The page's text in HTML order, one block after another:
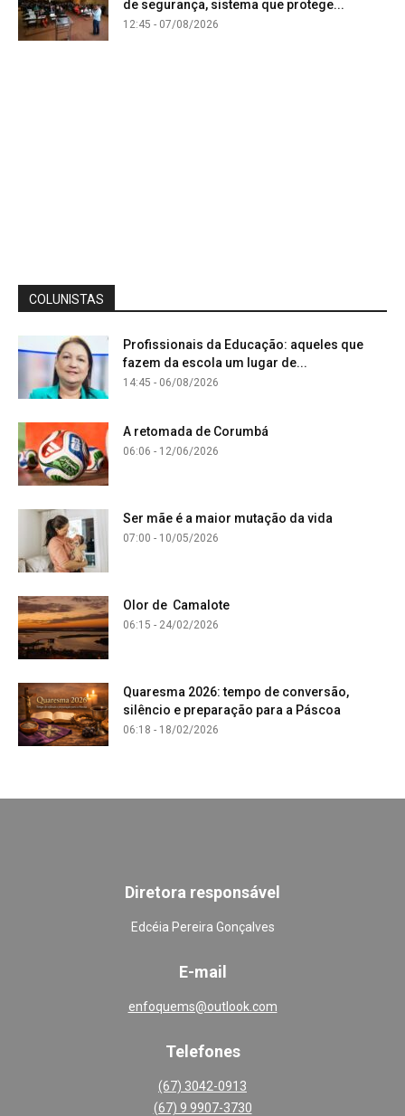
de segurança, sistema que protege...
12:45 - 07/08/2026
COLUNISTAS
Profissionais da Educação: aqueles que
fazem da escola um lugar de...
14:45 - 06/08/2026
A retomada de Corumbá
06:06 - 12/06/2026
Ser mãe é a maior mutação da vida
07:00 - 10/05/2026
Olor de Camalote
06:15 - 24/02/2026
Quaresma 2026: tempo de conversão,
silêncio e preparação para a Páscoa
06:18 - 18/02/2026
Diretora responsável
Edcéia Pereira Gonçalves
E-mail
enfoquems@outlook.com
Telefones
(67) 3042-0913
(67) 9 9907-3730